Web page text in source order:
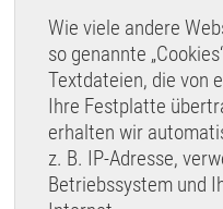
Wie viele andere
so genannte
Textdateien, die von
Ihre Festplatte
erhalten wir
z. B. IP-Adresse,
Betriebssystem und